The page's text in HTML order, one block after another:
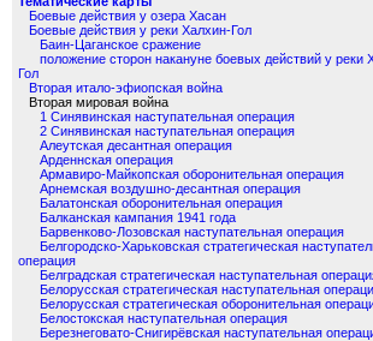
Боевые действия у озера Хасан
Боевые действия у реки Халхин-Гол
Баин-Цаганское сражение
положение сторон накануне боевых действий у реки
Гол
Вторая итало-эфиопская война
Вторая мировая война
1 Синявинская наступательная операция
2 Синявинская наступательная операция
Алеутская десантная операция
Арденнская операция
Армавиро-Майкопская оборонительная операция
Арнемская воздушно-десантная операция
Балатонская оборонительная операция
Балканская кампания 1941 года
Барвенково-Лозовская наступательная операция
Белгородско-Харьковская стратегическая
операция
Белградская стратегическая наступательная
Белорусская стратегическая наступательная
Белорусская стратегическая оборонительная
Белостокская наступательная операция
Березнеговато-Снигирёвская наступательная